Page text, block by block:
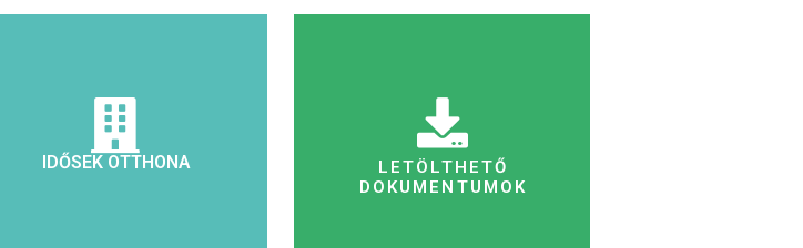
IDŐSEK OTTHONA
LETÖLTHETŐ
DOKUMENTUMOK